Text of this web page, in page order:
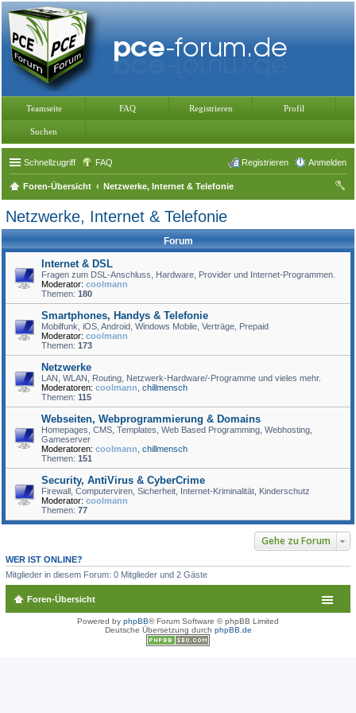
Teamseite FAQ Registrieren Profil
Suchen
Schnellzugriff FAQ Anmelden
Registrieren
Foren-Übersicht
Netzwerke, Internet & Telefonie
Netzwerke, Internet & Telefonie
Forum
Internet & DSL
Fragen zum DSL-Anschluss, Hardware, Provider und Internet-Programmen.
Moderator: coolmann
Themen: 180
Smartphones, Handys & Telefonie
Mobilfunk, iOS, Android, Windows Mobile, Verträge, Prepaid
Moderator: coolmann
Themen: 173
Netzwerke
LAN, WLAN, Routing, Netzwerk-Hardware/-Programme und vieles mehr.
Moderatoren: coolmann chillmensch
Themen: 115
Webseiten, Webprogrammierung & Domains
Homepages, CMS, Templates, Web Based Programming, Webhosting,
Gameserver
Moderatoren: coolmann chillmensch
Themen: 151
Security, AntiVirus & CyberCrime
Firewall, Computerviren, Sicherheit, Internet-Kriminalität, Kinderschutz
Moderator: coolmann
Themen: 77
Gehe zu Forum
WER IST ONLINE?
Mitglieder in diesem Forum: 0 Mitglieder und 2 Gäste
Foren-Übersicht
Powered by phpBB® Forum Software © phpBB Limited
Deutsche Übersetzung durch phpBB.de